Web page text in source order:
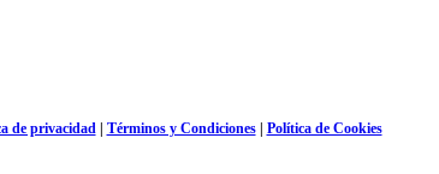
de privacidad| Términos y Condiciones| Política de Cookies